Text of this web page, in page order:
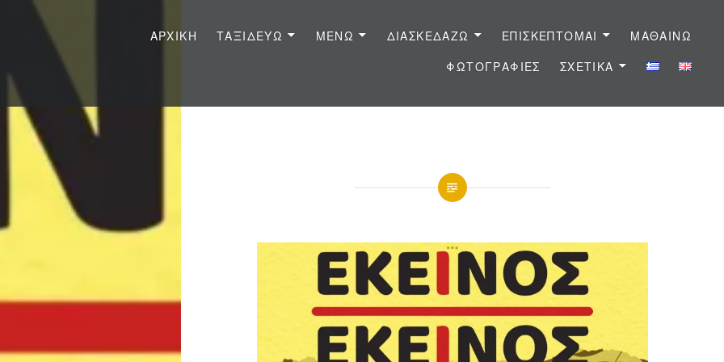
ΑΡΧΙΚΉ ΤΑΞΙΔΕΎΩ ΜΈΝΩ ΔΙΑΣΚΕΔΆΖΩ ΕΠΙΣΚΈΠΤΟΜΑΙ ΜΑΘΑΊΝΩ
ΦΩΤΟΓΡΑΦΊΕΣ ΣΧΕΤΙΚΆ